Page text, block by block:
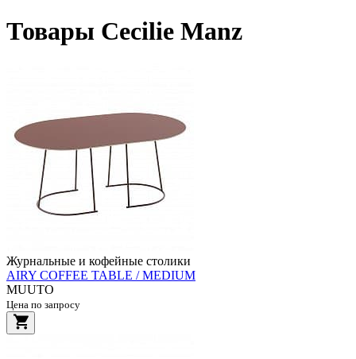
Товары Cecilie Manz
Журнальные и кофейные столики
AIRY COFFEE TABLE / MEDIUM
MUUTO
Цена по запросу